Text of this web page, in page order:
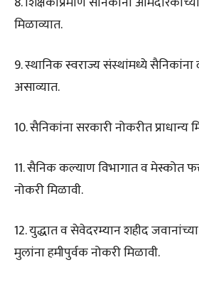
मिळाव्यात.
9. स्थानिक स्वराज्य संस्थांमध्ये
असाव्यात.
10. सैनिकांना सरकारी नोकरीत प्राधान्य
11. सैनिक कल्याण विभागात व मेस्कोत
नोकरी मिळावी.
12. युद्धात व सेवेदरम्यान शहीद जवानांच्या
मुलांना हमीपुर्वक नोकरी मिळावी.